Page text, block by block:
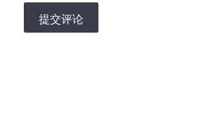
提交评论